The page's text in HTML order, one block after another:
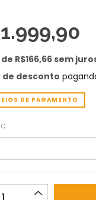
de R$166,66sem
de desconto
DE PAGAMENTO